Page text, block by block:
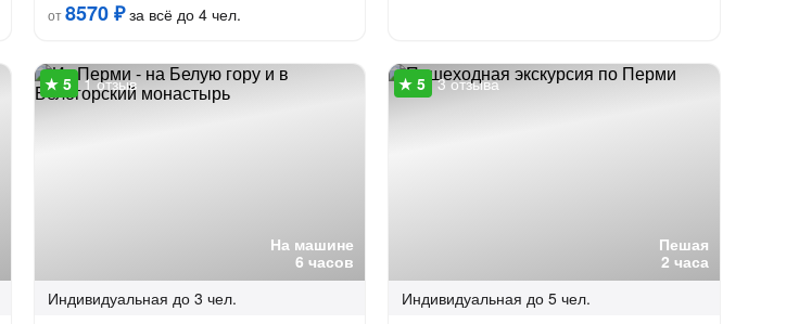
от8570 ₽за всё до 4 чел.
На машине
6 часов
1 отзыв
Индивидуальная до 3 чел.
Пешая
2 часа
3 отзыва
Индивидуальная до 5 чел.